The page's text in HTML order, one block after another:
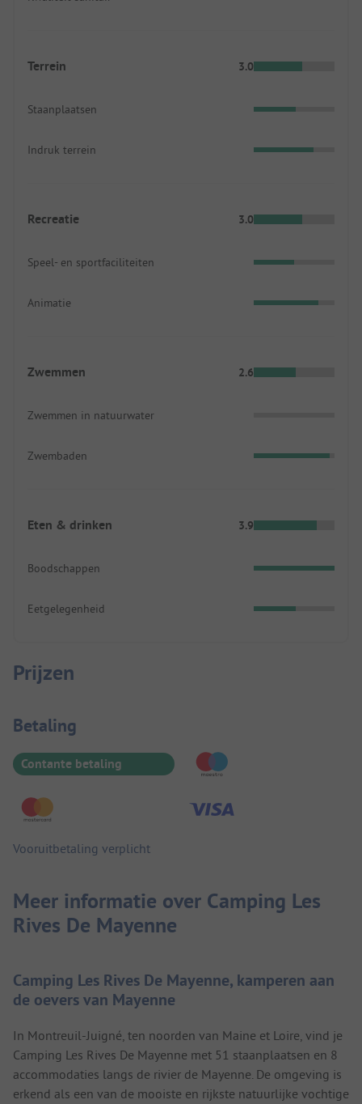
Terrein 3.0
Staanplaatsen
Indruk terrein
Recreatie 3.0
Speel- en sportfaciliteiten
Animatie
Zwemmen 2.6
Zwemmen in natuurwater
Zwembaden
Eten & drinken 3.9
Boodschappen
Eetgelegenheid
Prijzen
Betaalinformatie
Betaling
Contante betaling
Vooruitbetaling verplicht
Meer informatie over Camping Les
Rives De Mayenne
Camping Les Rives De Mayenne, kamperen aan
de oevers van Mayenne
In Montreuil-Juigné, ten noorden van Maine et Loire, vind je
Camping Les Rives De Mayenne met 51 staanplaatsen en 8
accommodaties langs de rivier de Mayenne. De omgeving is
erkend als een van de mooiste en rijkste natuurlijke vochtige